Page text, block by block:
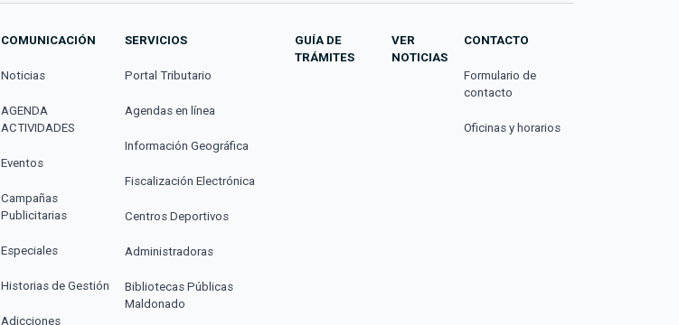
COMUNICACIÓN
Noticias
AGENDA
ACTIVIDADES
Eventos
Campañas
Publicitarias
Especiales
Historias de Gestión
Adicciones
SERVICIOS
Portal Tributario
Agendas en línea
Información Geográfica
Fiscalización Electrónica
Centros Deportivos
Administradoras
Bibliotecas Públicas
Maldonado
GUÍA DE
TRÁMITES
VER
NOTICIAS
CONTACTO
Formulario de
contacto
Oficinas y horarios